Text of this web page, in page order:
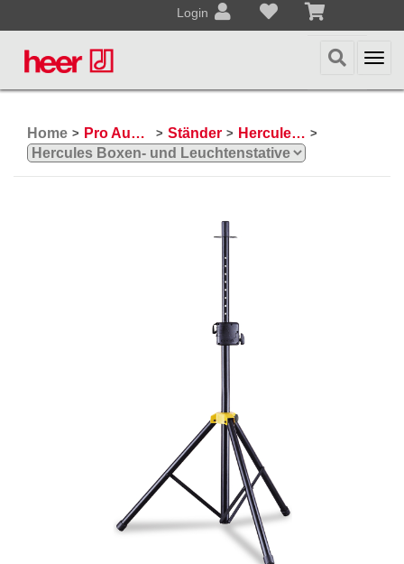
Login
Home > Pro Audio, Mics, Stands > Ständer > Hercules Ständer >